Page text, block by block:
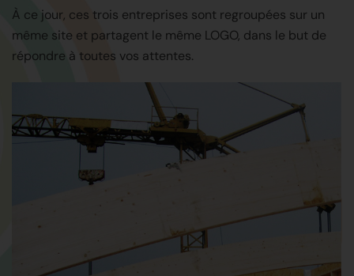
À ce jour, ces trois entreprises sont regroupées sur un
même site et partagent le même LOGO, dans le but de
répondre à toutes vos attentes.